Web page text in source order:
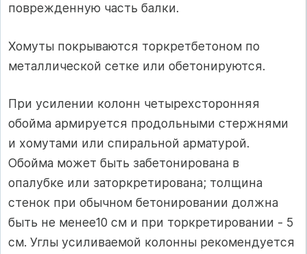
поврежденную часть балки.
Хомуты покрываются торкретбетоном по
металлической сетке или обетонируются.
При усилении колонн четырехсторонняя
обойма армируется продольными стержнями
и хомутами или спиральной арматурой.
Обойма может быть забетонирована в
опалубке или заторкретирована; толщина
стенок при обычном бетонировании должна
быть не менее10 см и при торкретировании - 5
см. Углы усиливаемой колонны рекомендуется